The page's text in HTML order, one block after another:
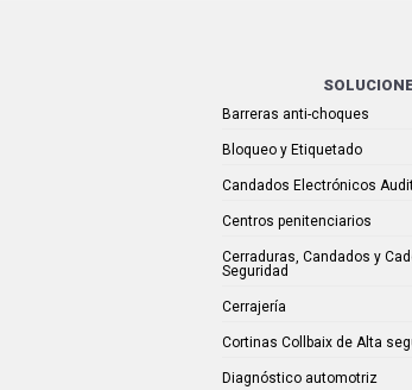
Barreras anti-choques
Bloqueo y Etiquetado
Candados Electrónicos
Centros penitenciarios
Cerraduras, Candados y
Seguridad
Cerrajería
Cortinas Collbaix de Alta
Diagnóstico automotriz